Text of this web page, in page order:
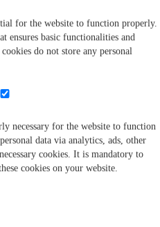
for the website to function properly.
ensures basic functionalities and
do not store any personal
necessary for the website to function
data via analytics, ads, other
cookies. It is mandatory to
cookies on your website.